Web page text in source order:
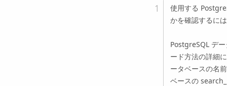
使用する
かを確認するに
PostgreSQL デ
ード方法の詳細
ータベースの名
ベースの